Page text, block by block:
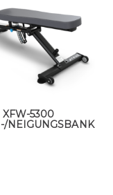
XFW-5300
NEIGUNGSBANK